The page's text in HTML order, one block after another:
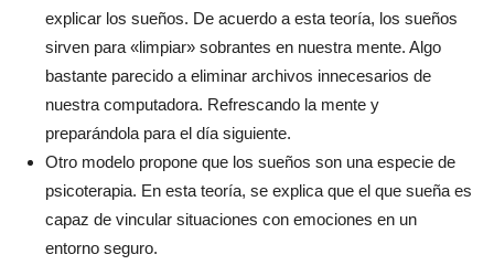
explicar los sueños. De acuerdo a esta teoría, los sueños
sirven para «limpiar» sobrantes en nuestra mente. Algo
bastante parecido a eliminar archivos innecesarios de
nuestra computadora. Refrescando la mente y
preparándola para el día siguiente.
Otro modelo propone que los sueños son una especie de
psicoterapia. En esta teoría, se explica que el que sueña es
capaz de vincular situaciones con emociones en un
entorno seguro.